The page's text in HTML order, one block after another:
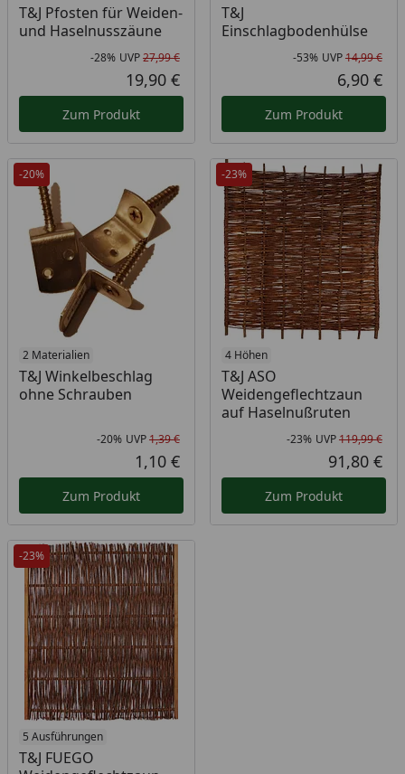
T&J Pfosten für Weiden-
und Haselnusszäune
Rabatt in Prozent
-28%
Ursprünglicher Preis
UVP27,99 €
Aktueller Preis
19,90 €
Zum Produkt
T&J
Einschlagbodenhülse
-53% UVP14,99 €
6,90 €
Zum Produkt
-20%
2 Materialien
T&J Winkelbeschlag
ohne Schrauben
Rabatt in Prozent
-20%
Ursprünglicher Preis
UVP1,39 €
Aktueller Preis
1,10 €
Zum Produkt
-23%
4 Höhen
T&J ASO
Weidengeflechtzaun
auf Haselnußruten
-23% UVP119,99 €
91,80 €
Zum Produkt
-23%
5 Ausführungen
T&J FUEGO